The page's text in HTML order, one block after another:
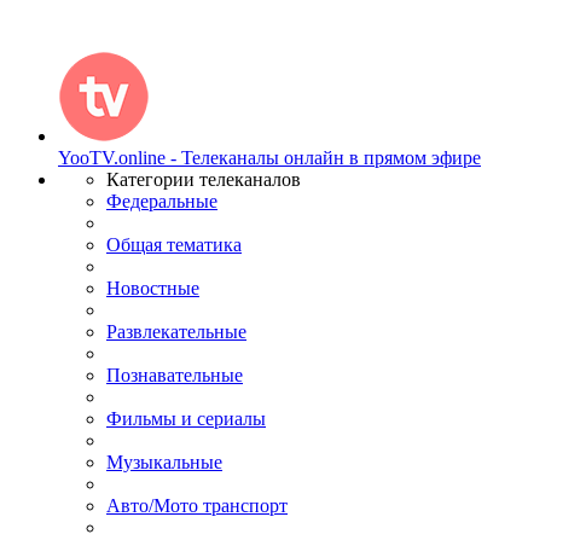
YooTV.online - Телеканалы онлайн в прямом эфире
Категории телеканалов
Федеральные
Общая тематика
Новостные
Развлекательные
Познавательные
Фильмы и сериалы
Музыкальные
Авто/Мото транспорт